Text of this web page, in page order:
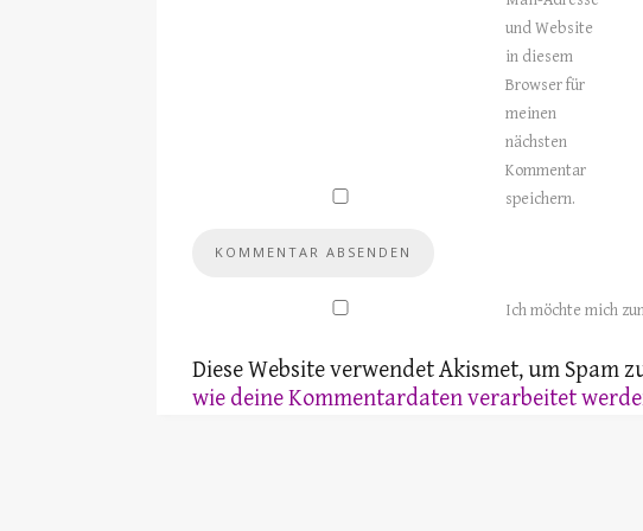
und Website
in diesem
Browser für
meinen
nächsten
Kommentar
speichern.
Ich möchte mich
Diese Website verwendet Akismet, um Spam
wie deine Kommentardaten verarbeitet